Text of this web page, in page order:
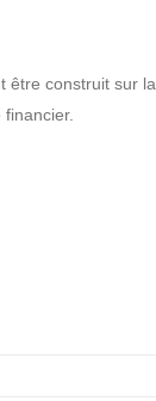
être construit sur la